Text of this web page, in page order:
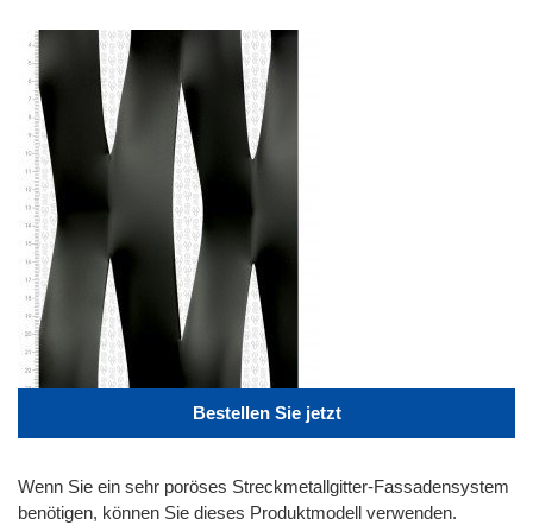
Bestellen Sie jetzt
Wenn Sie ein sehr poröses Streckmetallgitter-Fassadensystem
benötigen, können Sie dieses Produktmodell verwenden.